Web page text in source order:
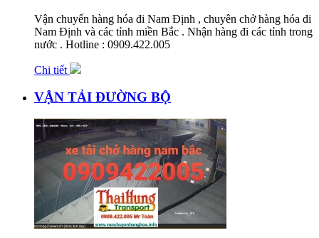
Vận chuyển hàng hóa đi Nam Định , chuyên chở hàng hóa đi
Nam Định và các tỉnh miền Bắc . Nhận hàng đi các tỉnh trong
nước . Hotline : 0909.422.005
Chi tiết
VẬN TẢI ĐƯỜNG BỘ